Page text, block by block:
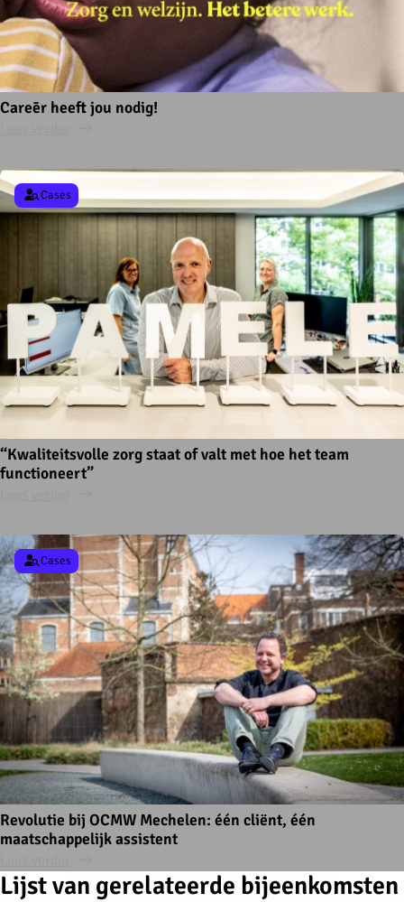
Careēr heeft jou nodig!
“Kwaliteitsvolle zorg staat of valt met hoe het team
functioneert”
Cases
Revolutie bij OCMW Mechelen: één cliënt, één
maatschappelijk assistent
Cases
Lijst van gerelateerde bijeenkomsten